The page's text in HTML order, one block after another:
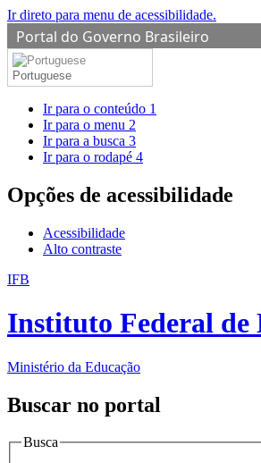
Ir direto para menu de acessibilidade.
Portal do Governo Brasileiro
Portuguese
Ir para o conteúdo 1
Ir para o menu 2
Ir para a busca 3
Ir para o rodapé 4
Opções de acessibilidade
Acessibilidade
Alto contraste
IFB
Instituto Federal de
Ministério da Educação
Buscar no portal
Busca